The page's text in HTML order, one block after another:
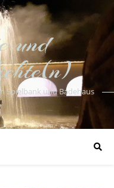
und
Spielbank und Badehaus